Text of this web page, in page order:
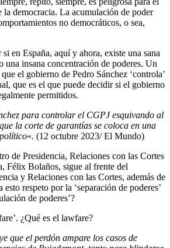
la democracia. La acumulación de poder
no democráticos, o sea,
en España, aquí y ahora, existe una sana
una insana concentración de poderes. Un
el gobierno de Pedro Sánchez ‘controla’
que es el que puede decidir si el gobierno
permitidos.
para controlar el CGPJ esquivando al
la corte de garantías se coloca en una
«. (12 octubre 2023/ El Mundo)
de Presidencia, Relaciones con las Cortes
Félix Bolaños, sigue al frente del
y Relaciones con las Cortes, además de
respeto por la ‘separación de poderes’
de poderes’?
¿Qué es el lawfare?
que el perdón ampare los casos de